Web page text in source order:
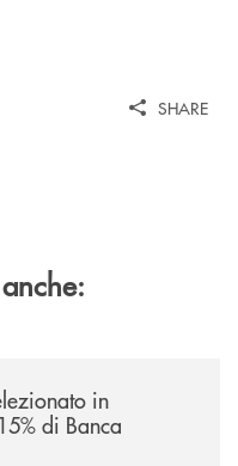
SHARE
in
di Banca